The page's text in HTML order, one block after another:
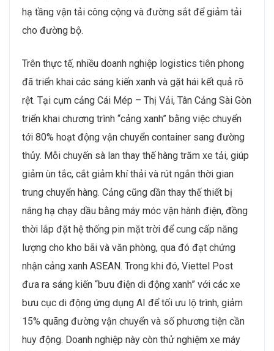
hạ tầng vận tải công cộng và đường sắt để giảm tải
cho đường bộ.
Trên thực tế, nhiều doanh nghiệp logistics tiên phong
đã triển khai các sáng kiến xanh và gặt hái kết quả rõ
rệt. Tại cụm cảng Cái Mép – Thị Vải, Tân Cảng Sài Gòn
triển khai chương trình “cảng xanh” bằng việc chuyển
tới 80% hoạt động vận chuyển container sang đường
thủy. Mỗi chuyến sà lan thay thế hàng trăm xe tải, giúp
giảm ùn tắc, cắt giảm khí thải và rút ngắn thời gian
trung chuyển hàng. Cảng cũng dần thay thế thiết bị
nâng hạ chạy dầu bằng máy móc vận hành điện, đồng
thời lắp đặt hệ thống pin mặt trời để cung cấp năng
lượng cho kho bãi và văn phòng, qua đó đạt chứng
nhận cảng xanh ASEAN. Trong khi đó, Viettel Post
đưa ra sáng kiến “bưu điện di động xanh” với các xe
bưu cục di động ứng dụng AI để tối ưu lộ trình, giảm
15% quãng đường vận chuyển và số phương tiện cần
huy động. Doanh nghiệp này còn thử nghiệm xe máy